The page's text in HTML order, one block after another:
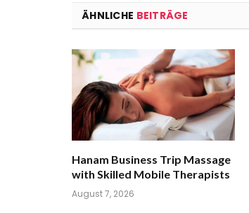
ÄHNLICHE BEITRÄGE
Hanam Business Trip Massage
with Skilled Mobile Therapists
August 7, 2026